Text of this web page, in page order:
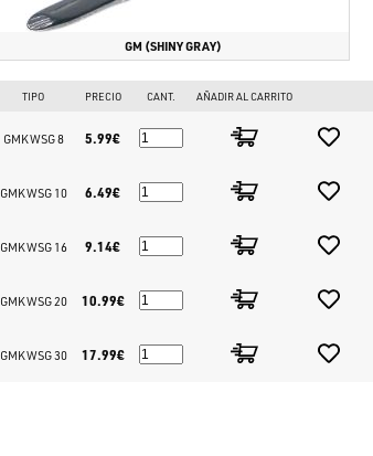
inmediata en
GM (SHINY GRAY)
TIPO PRECIO CANT. AÑADIR AL CARRITO
GMKWSG 8 5.99€
GMKWSG 10 6.49€
GMKWSG 16 9.14€
GMKWSG 20 10.99€
GMKWSG 30 17.99€